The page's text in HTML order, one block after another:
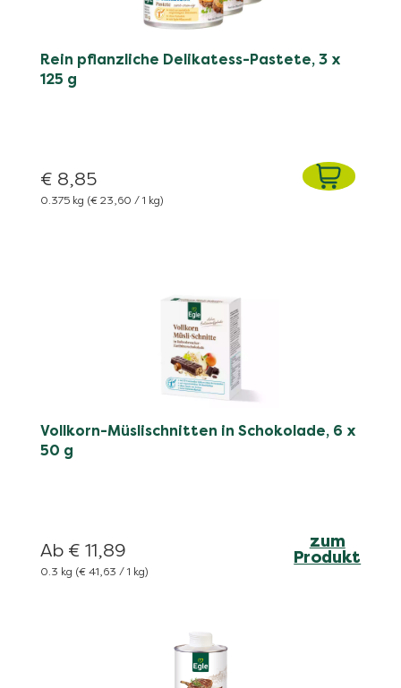
Rein pflanzliche Delikatess-Pastete, 3 x
125 g
€ 8,85
0.375 kg (€ 23,60 / 1 kg)
Vollkorn-Müslischnitten in Schokolade, 6 x
50 g
Ab € 11,89
0.3 kg (€ 41,63 / 1 kg)
zum
Produkt